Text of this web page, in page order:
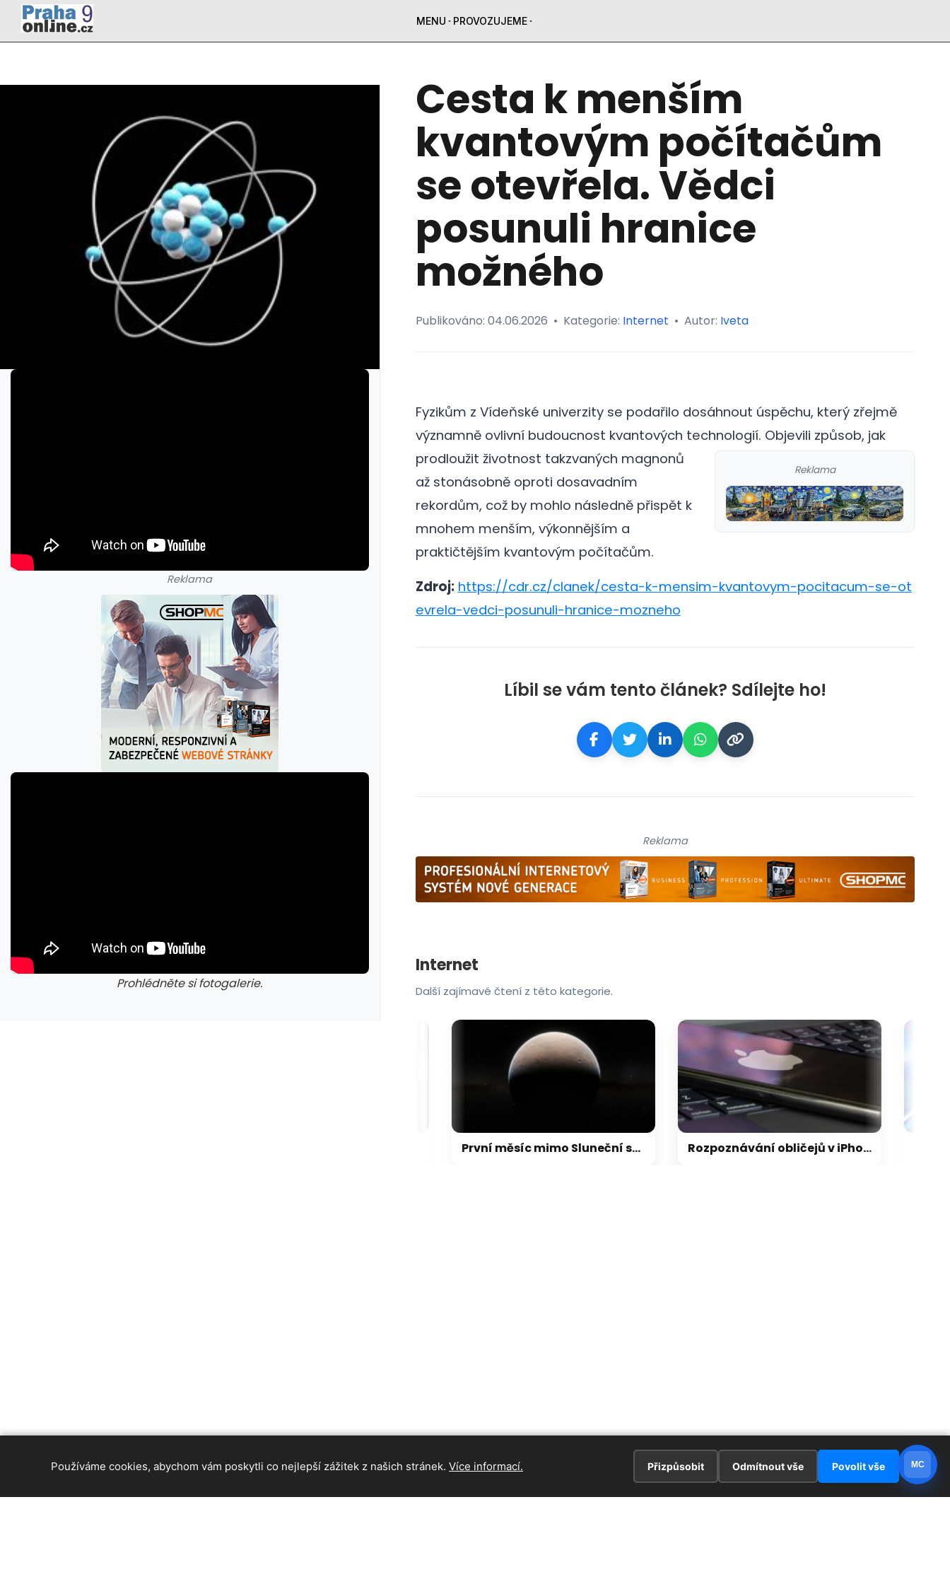
MENU PROVOZUJEME
Reklama
Prohlédněte si fotogalerie.
Cesta k menším
kvantovým počítačům
se otevřela. Vědci
posunuli hranice
možného
Publikováno: 04.06.2026 • Kategorie: Internet • Autor: Iveta
Fyzikům z Vídeňské univerzity se podařilo dosáhnout úspěchu, který zřejmě
významně ovlivní budoucnost kvantových technologií.
Reklama
Objevili způsob, jak
prodloužit životnost takzvaných magnonů
až stonásobně oproti dosavadním
rekordům, což by mohlo následně přispět k
mnohem menším, výkonnějším a
praktičtějším kvantovým počítačům.
Zdroj: https://cdr.cz/clanek/cesta-k-mensim-kvantovym-pocitacum-se-ot
evrela-vedci-posunuli-hranice-mozneho
Líbil se vám tento článek? Sdílejte ho!
Reklama
Internet
Další zajímavé čtení z této kategorie.
První měsíc mimo Sluneční soustavu: Vědci možná objevili výjimečný systém Rozpoznávání obličejů v iPhonu může Apple přijít extrémně draho
Používáme cookies, abychom vám poskytli co nejlepší zážitek z našich stránek. Více informací. Přizpůsobit Odmítnout vše Povolit vše MC